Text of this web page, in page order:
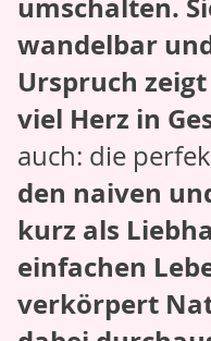
umschalten.
wandelbar
Urspruch
viel Herz in
auch: die
den naiven
kurz als
einfachen
verkörpert